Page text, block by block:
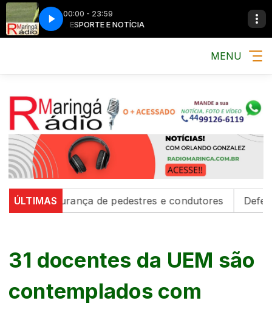
00:00 - 23:59
MÚSICA, ESPORTE E NOTÍCIA MÚSICA,
MENU
ÚLTIMAS
segurança de pedestres e condutores Defesa Civil
31 docentes da UEM são
contemplados com